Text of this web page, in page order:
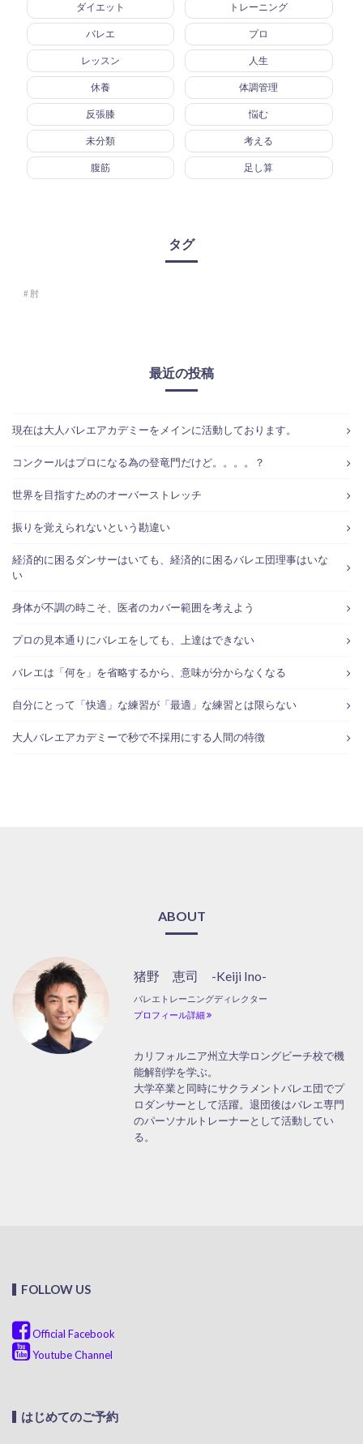
ダイエット トレーニング
バレエ プロ
レッスン 人生
休養 体調管理
反張膝 悩む
未分類 考える
腹筋 足し算
タグ
肘
最近の投稿
現在は大人バレエアカデミーをメインに活動しております。
コンクールはプロになる為の登竜門だけど。。。。？
世界を目指すためのオーバーストレッチ
振りを覚えられないという勘違い
経済的に困るダンサーはいても、経済的に困るバレエ団理事はいな
い
身体が不調の時こそ、医者のカバー範囲を考えよう
プロの見本通りにバレエをしても、上達はできない
バレエは「何を」を省略するから、意味が分からなくなる
自分にとって「快適」な練習が「最適」な練習とは限らない
大人バレエアカデミーで秒で不採用にする人間の特徴
ABOUT
猪野 恵司 -Keiji Ino-
バレエトレーニングディレクター
プロフィール詳細
カリフォルニア州立大学ロングビーチ校で機
能解剖学を学ぶ。
大学卒業と同時にサクラメントバレエ団でプ
ロダンサーとして活躍。退団後はバレエ専門
のパーソナルトレーナーとして活動してい
る。
FOLLOW US
Official Facebook
Youtube Channel
はじめてのご予約